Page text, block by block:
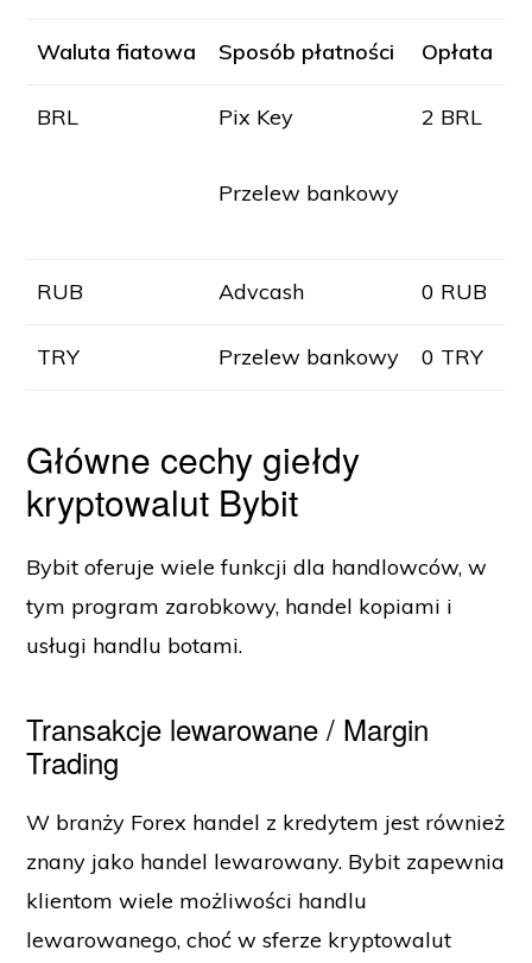
Waluta fiatowa Sposób płatności Opłata
BRL Pix Key
Przelew bankowy
2 BRL
RUB Advcash 0 RUB
TRY Przelew bankowy 0 TRY
Główne cechy giełdy
kryptowalut Bybit
Bybit oferuje wiele funkcji dla handlowców, w
tym program zarobkowy, handel kopiami i
usługi handlu botami.
Transakcje lewarowane / Margin
Trading
W branży Forex handel z kredytem jest również
znany jako handel lewarowany. Bybit zapewnia
klientom wiele możliwości handlu
lewarowanego, choć w sferze kryptowalut